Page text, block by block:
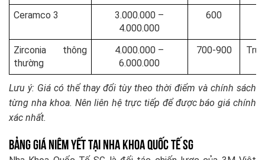
Ceramco 3
3.000.000 –
4.000.000
600
Zirconia thông
thường
4.000.000 –
6.000.000
700-900
Lưu ý: Giá có thể thay đổi tùy theo thời điểm và chính sách
từng nha khoa. Nên liên hệ trực tiếp để được báo giá chính
xác nhất.
Bảng giá niêm yết tại Nha Khoa Quốc Tế SG